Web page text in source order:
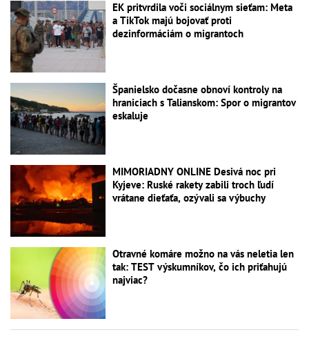
EK pritvrdila voči sociálnym sieťam: Meta
a TikTok majú bojovať proti
dezinformáciám o migrantoch
Španielsko dočasne obnoví kontroly na
hraniciach s Talianskom: Spor o migrantov
eskaluje
MIMORIADNY ONLINE Desivá noc pri
Kyjeve: Ruské rakety zabili troch ľudí
vrátane dieťaťa, ozývali sa výbuchy
Otravné komáre možno na vás neletia len
tak: TEST výskumníkov, čo ich priťahujú
najviac?